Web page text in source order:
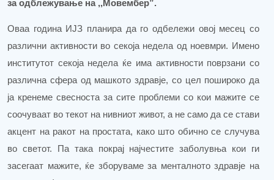
за одблежување на ,,Мовембер”.
Оваа година ИЈЗ планира да го одбележи овој месец со
различни активности во секоја недела од ноевмри. Имено
институтот секоја недела ќе има активности поврзани со
различна сфера од машкото здравје, со цел пошироко да
ја кренеме свесноста за сите проблеми со кои мажите се
соочуваат во текот на нивниот живот, а не само да се стави
акцент на ракот на простата, како што обично се случува
во светот. Па така покрај најчестите заболувња кои ги
засегаат мажите, ќе зборуваме за менталното здравје на